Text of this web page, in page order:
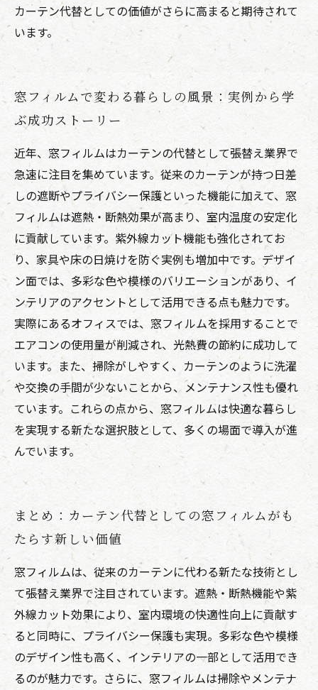
カーテン代替としての価値がさらに高まると期待されて
います。
窓フィルムで変わる暮らしの風景：実例から学
ぶ成功ストーリー
近年、窓フィルムはカーテンの代替として張替え業界で
急速に注目を集めています。従来のカーテンが持つ日差
しの遮断やプライバシー保護といった機能に加えて、窓
フィルムは遮熱・断熱効果が高まり、室内温度の安定化
に貢献しています。紫外線カット機能も強化されてお
り、家具や床の日焼けを防ぐ実例も増加中です。デザイ
ン面では、多彩な色や模様のバリエーションがあり、イ
ンテリアのアクセントとして活用できる点も魅力です。
実際にあるオフィスでは、窓フィルムを採用することで
エアコンの使用量が削減され、光熱費の節約に成功して
います。また、掃除がしやすく、カーテンのように洗濯
や交換の手間が少ないことから、メンテナンス性も優れ
ています。これらの点から、窓フィルムは快適な暮らし
を実現する新たな選択肢として、多くの場面で導入が進
んでいます。
まとめ：カーテン代替としての窓フィルムがも
たらす新しい価値
窓フィルムは、従来のカーテンに代わる新たな技術とし
て張替え業界で注目されています。遮熱・断熱機能や紫
外線カット効果により、室内環境の快適性向上に貢献す
ると同時に、プライバシー保護も実現。多彩な色や模様
のデザイン性も高く、インテリアの一部として活用でき
るのが魅力です。さらに、窓フィルムは掃除やメンテナ